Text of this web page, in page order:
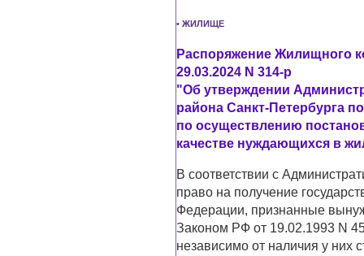
• ЖИЛИЩЕ
Распоряжение Жилищного
29.03.2024 N 314-р
"Об утверждении
района Санкт-Петербурга
по осуществлению
качестве нуждающихся в
В соответствии с
право на получение
Федерации, признанные
Законом РФ от 19.02.1993 N
независимо от наличия у них